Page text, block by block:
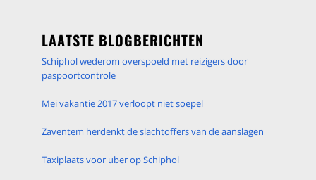
LAATSTE BLOGBERICHTEN
Schiphol wederom overspoeld met reizigers door
paspoortcontrole
Mei vakantie 2017 verloopt niet soepel
Zaventem herdenkt de slachtoffers van de aanslagen
Taxiplaats voor uber op Schiphol